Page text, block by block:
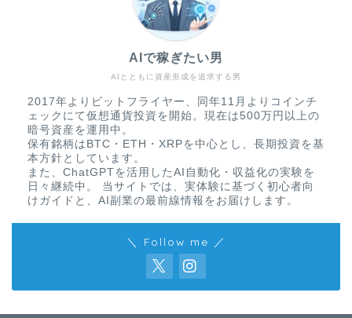
AIとともに資産形成を追求する男
AIで稼ぎたい男
2017年よりビットフライヤー、同年11月よりコインチ
ェックにて仮想通貨投資を開始。現在は500万円以上の
暗号資産を運用中。
保有銘柄はBTC・ETH・XRPを中心とし、長期投資を基
本方針としています。
また、ChatGPTを活用したAI自動化・収益化の実験を
日々継続中。 当サイトでは、実体験に基づく初心者向
けガイドと、AI副業の最前線情報をお届けします。
＼ Follow me ／